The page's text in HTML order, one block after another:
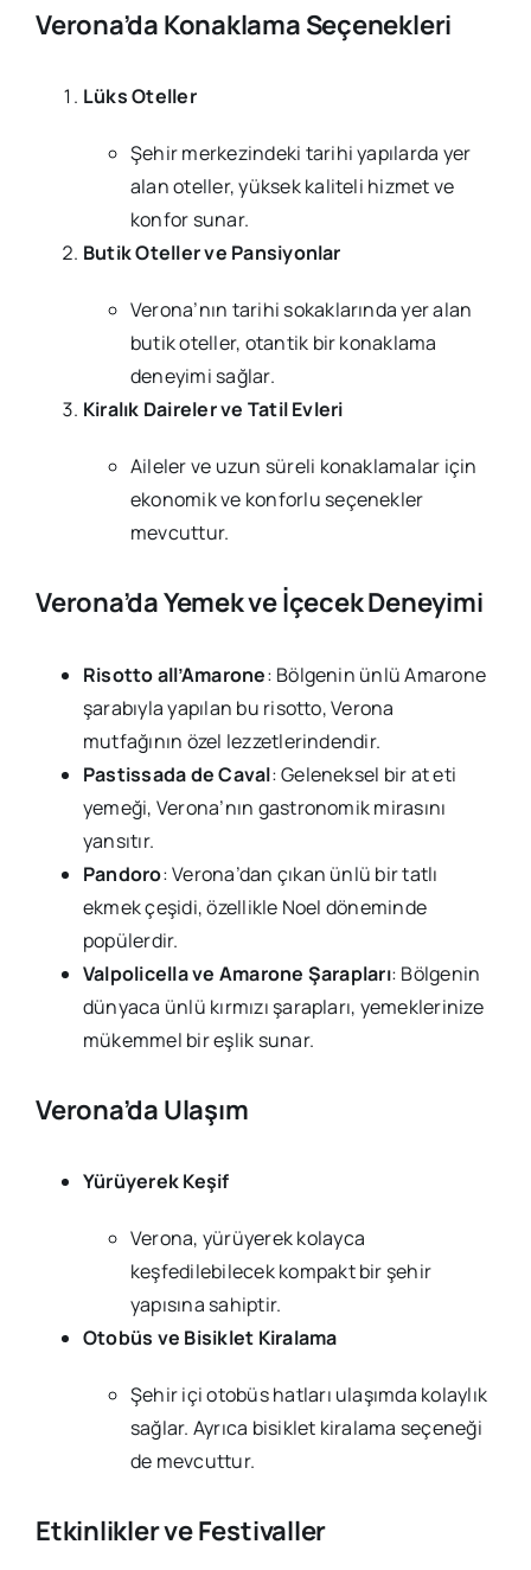
Verona’da Konaklama Seçenekleri
Lüks Oteller
Şehir merkezindeki tarihi yapılarda yer
alan oteller, yüksek kaliteli hizmet ve
konfor sunar.
Butik Oteller ve Pansiyonlar
Verona’nın tarihi sokaklarında yer alan
butik oteller, otantik bir konaklama
deneyimi sağlar.
Kiralık Daireler ve Tatil Evleri
Aileler ve uzun süreli konaklamalar için
ekonomik ve konforlu seçenekler
mevcuttur.
Verona’da Yemek ve İçecek Deneyimi
Risotto all’Amarone: Bölgenin ünlü Amarone
şarabıyla yapılan bu risotto, Verona
mutfağının özel lezzetlerindendir.
Pastissada de Caval: Geleneksel bir at eti
yemeği, Verona’nın gastronomik mirasını
yansıtır.
Pandoro: Verona’dan çıkan ünlü bir tatlı
ekmek çeşidi, özellikle Noel döneminde
popülerdir.
Valpolicella ve Amarone Şarapları: Bölgenin
dünyaca ünlü kırmızı şarapları, yemeklerinize
mükemmel bir eşlik sunar.
Verona’da Ulaşım
Yürüyerek Keşif
Verona, yürüyerek kolayca
keşfedilebilecek kompakt bir şehir
yapısına sahiptir.
Otobüs ve Bisiklet Kiralama
Şehir içi otobüs hatları ulaşımda kolaylık
sağlar. Ayrıca bisiklet kiralama seçeneği
de mevcuttur.
Etkinlikler ve Festivaller